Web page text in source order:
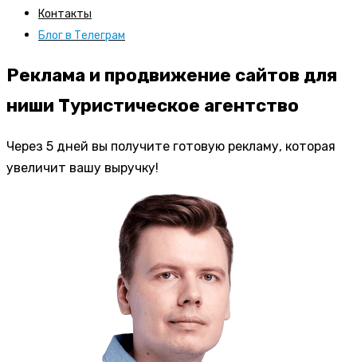
Контакты
Блог в Телеграм
Реклама и продвижение сайтов для
ниши Туристическое агентство
Через 5 дней вы получите готовую рекламу, которая
увеличит вашу выручку!